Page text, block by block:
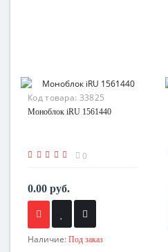
Код товара: 33825
Моноблок iRU 1561440
0
0.00 руб.
Наличие: Под заказ